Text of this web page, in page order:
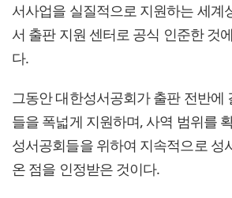
서사업을 실질적으로 지원하는 세계
서 출판 지원 센터로 공식 인준한 것
다.
그동안 대한성서공회가 출판 전반에
들을 폭넓게 지원하며, 사역 범위를
성서공회들을 위하여 지속적으로 성
온 점을 인정받은 것이다.